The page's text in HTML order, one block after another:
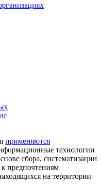
применяются
технологии
сбора, систематизации
предпочтениям
на территории